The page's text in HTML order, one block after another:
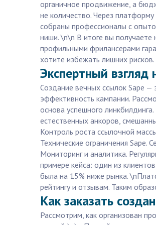
органичное продвижение, а
не количество. Через
собраны профессионалы с
ниши. \n\n В итоге вы
профильными фрилансерами
хотите избежать лишних рисков.
Экспертный взгляд
Создание вечных ссылок Sape —
эффективность кампании.
основа успешного
естественных анкоров,
Контроль роста ссылочной
Технические ограничения
Мониторинг и аналитика.
примере кейса: один из
была на 15% ниже рынка.
рейтингу и отзывам. Таким
Как заказать
Рассмотрим, как организован